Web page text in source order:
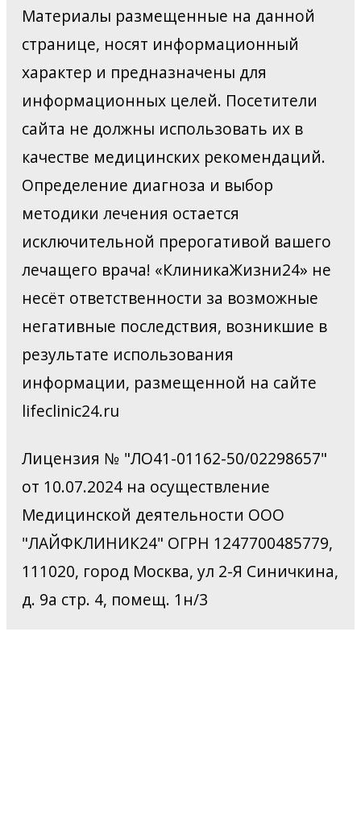
Материалы размещенные на данной
странице, носят информационный
характер и предназначены для
информационных целей. Посетители
сайта не должны использовать их в
качестве медицинских рекомендаций.
Определение диагноза и выбор
методики лечения остается
исключительной прерогативой вашего
лечащего врача! «КлиникаЖизни24» не
несёт ответственности за возможные
негативные последствия, возникшие в
результате использования
информации, размещенной на сайте
lifeclinic24.ru
Лицензия № "ЛО41-01162-50/02298657"
от 10.07.2024 на осуществление
Медицинской деятельности ООО
"ЛАЙФКЛИНИК24" ОГРН 1247700485779,
111020, город Москва, ул 2-Я Синичкина,
д. 9а стр. 4, помещ. 1н/3